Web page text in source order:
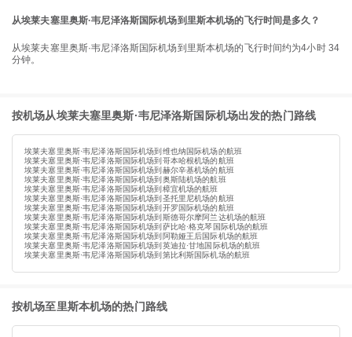
从埃莱夫塞里奥斯·韦尼泽洛斯国际机场到里斯本机场的飞行时间是多久？
从埃莱夫塞里奥斯·韦尼泽洛斯国际机场到里斯本机场的飞行时间约为4小时 34
分钟。
按机场从埃莱夫塞里奥斯·韦尼泽洛斯国际机场出发的热门路线
埃莱夫塞里奥斯·韦尼泽洛斯国际机场到维也纳国际机场的航班
埃莱夫塞里奥斯·韦尼泽洛斯国际机场到哥本哈根机场的航班
埃莱夫塞里奥斯·韦尼泽洛斯国际机场到赫尔辛基机场的航班
埃莱夫塞里奥斯·韦尼泽洛斯国际机场到奥斯陆机场的航班
埃莱夫塞里奥斯·韦尼泽洛斯国际机场到樟宜机场的航班
埃莱夫塞里奥斯·韦尼泽洛斯国际机场到圣托里尼机场的航班
埃莱夫塞里奥斯·韦尼泽洛斯国际机场到开罗国际机场的航班
埃莱夫塞里奥斯·韦尼泽洛斯国际机场到斯德哥尔摩阿兰达机场的航班
埃莱夫塞里奥斯·韦尼泽洛斯国际机场到萨比哈·格克琴国际机场的航班
埃莱夫塞里奥斯·韦尼泽洛斯国际机场到阿勒娅王后国际机场的航班
埃莱夫塞里奥斯·韦尼泽洛斯国际机场到英迪拉·甘地国际机场的航班
埃莱夫塞里奥斯·韦尼泽洛斯国际机场到第比利斯国际机场的航班
按机场至里斯本机场的热门路线